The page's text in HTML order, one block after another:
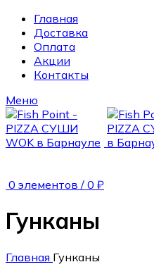
Главная
Доставка
Оплата
Акции
Контакты
Меню
0 элементов / 0 ₽
Гунканы
Главная Гунканы